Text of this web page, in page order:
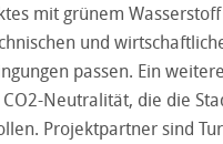
mit grünem
und
passen. Ein
Neutralität, die die
Projektpartner sind